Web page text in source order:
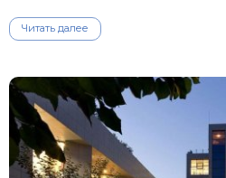
Читать далее